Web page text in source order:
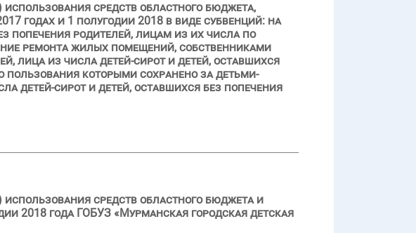
средств областного бюджета,
годах и 1 полугодии 2018 в виде субвенций: на
попечения родителей, лицам из их числа по
ремонта жилых помещений, собственниками
лица из числа детей-сирот и детей, оставшихся
которыми сохранено за детьми-
детей-сирот и детей, оставшихся без попечения
средств областного бюджета и
2018 года ГОБУЗ «Мурманская городская детская